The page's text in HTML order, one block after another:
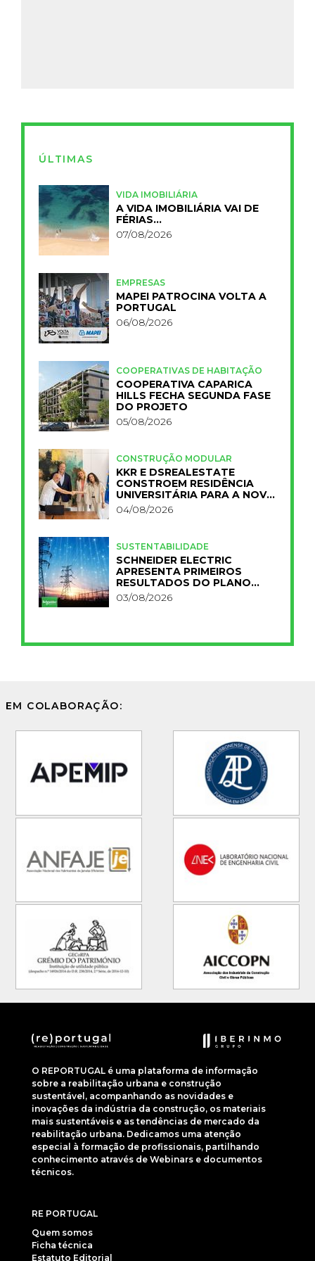
ÚLTIMAS
VIDA IMOBILIÁRIA
A VIDA IMOBILIÁRIA VAI DE
FÉRIAS…
07/08/2026
EMPRESAS
MAPEI PATROCINA VOLTA A
PORTUGAL
06/08/2026
COOPERATIVAS DE HABITAÇÃO
COOPERATIVA CAPARICA
HILLS FECHA SEGUNDA FASE
DO PROJETO
05/08/2026
CONSTRUÇÃO MODULAR
KKR E DSREALESTATE
CONSTROEM RESIDÊNCIA
UNIVERSITÁRIA PARA A NOVA
FCT
04/08/2026
SUSTENTABILIDADE
SCHNEIDER ELECTRIC
APRESENTA PRIMEIROS
RESULTADOS DO PLANO
IMPACT 2030
03/08/2026
EM COLABORAÇÃO:
O REPORTUGAL é uma plataforma de informação
sobre a reabilitação urbana e construção
sustentável, acompanhando as novidades e
inovações da indústria da construção, os materiais
mais sustentáveis e as tendências de mercado da
reabilitação urbana. Dedicamos uma atenção
especial à formação de profissionais, partilhando
conhecimento através de Webinars e documentos
técnicos.
RE PORTUGAL
Quem somos
Ficha técnica
Estatuto Editorial